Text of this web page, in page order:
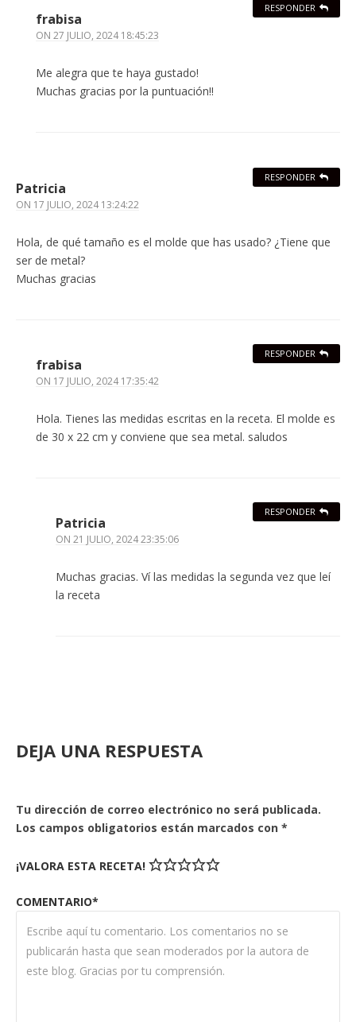
frabisa
ON 27 JULIO, 2024 18:45:23
Me alegra que te haya gustado!
Muchas gracias por la puntuación!!
RESPONDER
Patricia
ON 17 JULIO, 2024 13:24:22
Hola, de qué tamaño es el molde que has usado? ¿Tiene que
ser de metal?
Muchas gracias
RESPONDER
frabisa
ON 17 JULIO, 2024 17:35:42
Hola. Tienes las medidas escritas en la receta. El molde es
de 30 x 22 cm y conviene que sea metal. saludos
RESPONDER
Patricia
ON 21 JULIO, 2024 23:35:06
Muchas gracias. Ví las medidas la segunda vez que leí
la receta
RESPONDER
DEJA UNA RESPUESTA
Tu dirección de correo electrónico no será publicada.
Los campos obligatorios están marcados con *
¡VALORA ESTA RECETA!
COMENTARIO*